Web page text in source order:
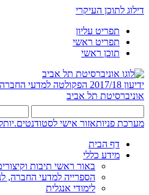
דילוג לתוכן העיקרי
תפריט עליון
תפריט ראשי
תוכן ראשי
ידיעון 2017/18
הפקולטה למדעי החברה
אוניברסיטת תל אביב
מערכת פניותאזור אישי לסטודנטים.יות
דף הבית
מידע כללי
באור ראשי תיבות
הספרייה למדעי החברה,
לימודי אנגלית